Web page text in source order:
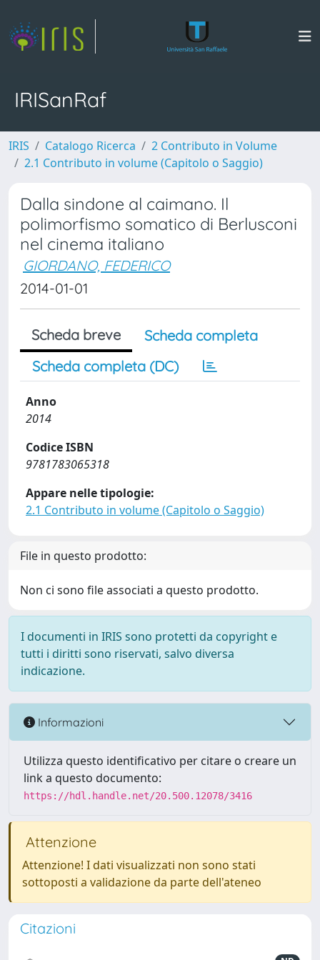
IRISanRaf
IRIS Catalogo Ricerca
2 Contributo in Volume
2.1 Contributo in volume (Capitolo o Saggio)
Dalla sindone al caimano. Il
polimorfismo somatico di Berlusconi
nel cinema italiano
GIORDANO, FEDERICO
2014-01-01
Scheda breve
Scheda completa
Scheda completa (DC)
Anno
2014
Codice ISBN
9781783065318
Appare nelle tipologie:
2.1 Contributo in volume (Capitolo o Saggio)
File in questo prodotto:
Non ci sono file associati a questo prodotto.
I documenti in IRIS sono protetti da copyright e
tutti i diritti sono riservati, salvo diversa
indicazione.
Informazioni
Utilizza questo identificativo per citare o creare un
link a questo documento:
https://hdl.handle.net/20.500.12078/3416
Attenzione
Attenzione! I dati visualizzati non sono stati
sottoposti a validazione da parte dell'ateneo
Citazioni